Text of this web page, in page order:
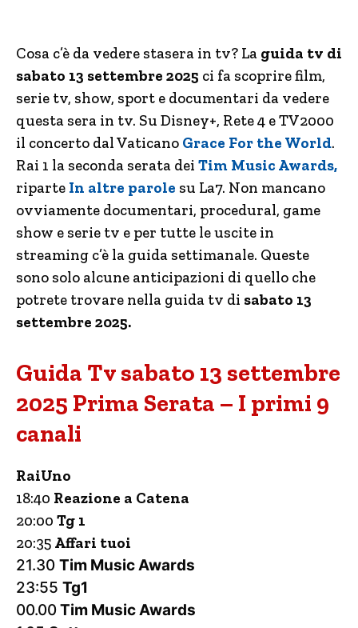
Cosa c’è da vedere stasera in tv? La guida tv di
sabato 13 settembre 2025 ci fa scoprire film,
serie tv, show, sport e documentari da vedere
questa sera in tv. Su Disney+, Rete 4 e TV2000
il concerto dal Vaticano Grace For the World.
Rai 1 la seconda serata dei Tim Music Awards,
riparte In altre parole su La7. Non mancano
ovviamente documentari, procedural, game
show e serie tv e per tutte le uscite in
streaming c’è la guida settimanale. Queste
sono solo alcune anticipazioni di quello che
potrete trovare nella guida tv di sabato 13
settembre 2025.
Guida Tv sabato 13 settembre
2025 Prima Serata – I primi 9
canali
RaiUno
18:40 Reazione a Catena
20:00 Tg 1
20:35 Affari tuoi
21.30 Tim Music Awards
23:55 Tg1
00.00Tim Music Awards